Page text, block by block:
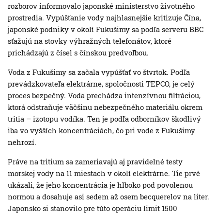
rozborov informovalo japonské ministerstvo životného
prostredia. Vypúšťanie vody najhlasnejšie kritizuje Čína,
japonské podniky v okolí Fukušimy sa podľa serveru BBC
sťažujú na stovky výhražných telefonátov, ktoré
prichádzajú z čísel s čínskou predvoľbou.
Voda z Fukušimy sa začala vypúšťať vo štvrtok. Podľa
prevádzkovateľa elektrárne, spoločnosti TEPCO, je celý
proces bezpečný. Voda prechádza intenzívnou filtráciou,
ktorá odstraňuje väčšinu nebezpečného materiálu okrem
tritia – izotopu vodíka. Ten je podľa odborníkov škodlivý
iba vo vyšších koncentráciách, čo pri vode z Fukušimy
nehrozí.
Práve na tritium sa zameriavajú aj pravidelné testy
morskej vody na 11 miestach v okolí elektrárne. Tie prvé
ukázali, že jeho koncentrácia je hlboko pod povolenou
normou a dosahuje asi sedem až osem becquerelov na liter.
Japonsko si stanovilo pre túto operáciu limit 1500